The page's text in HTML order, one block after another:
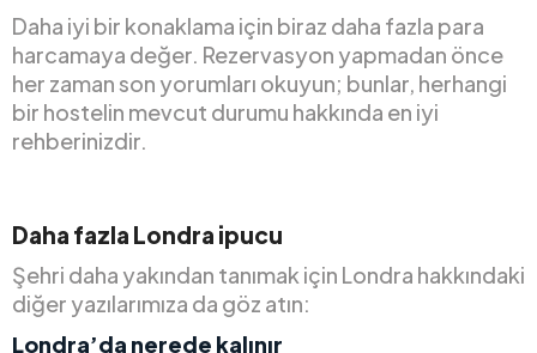
Daha iyi bir konaklama için biraz daha fazla para
harcamaya değer. Rezervasyon yapmadan önce
her zaman son yorumları okuyun; bunlar, herhangi
bir hostelin mevcut durumu hakkında en iyi
rehberinizdir.
Daha fazla Londra ipucu
Şehri daha yakından tanımak için Londra hakkındaki
diğer yazılarımıza da göz atın:
Londra’da nerede kalınır